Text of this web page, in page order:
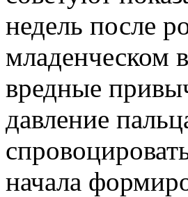
недель после
младенческом
вредные
давление
начала